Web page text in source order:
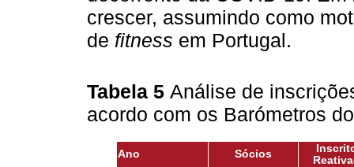
crescer, assumindo como
de fitness em Portugal.
Tabela 5 Análise de
acordo com os Barómetros
Ano Sócios